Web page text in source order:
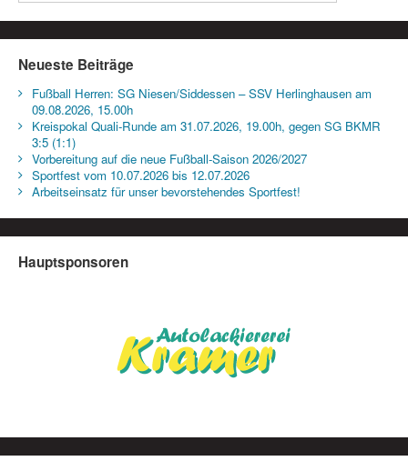
Neueste Beiträge
Fußball Herren: SG Niesen/Siddessen – SSV Herlinghausen am
09.08.2026, 15.00h
Kreispokal Quali-Runde am 31.07.2026, 19.00h, gegen SG BKMR
3:5 (1:1)
Vorbereitung auf die neue Fußball-Saison 2026/2027
Sportfest vom 10.07.2026 bis 12.07.2026
Arbeitseinsatz für unser bevorstehendes Sportfest!
Hauptsponsoren